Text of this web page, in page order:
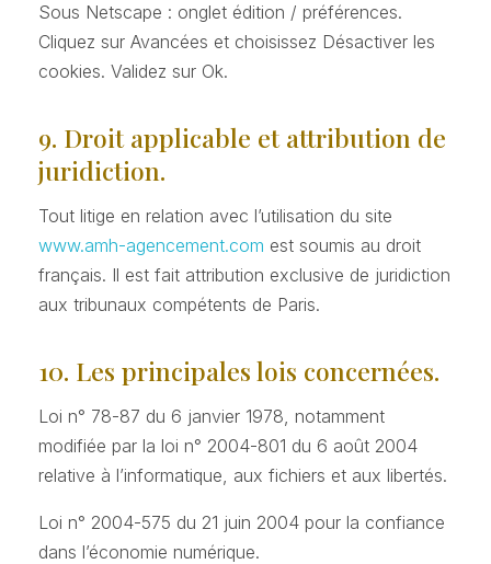
Sous Netscape : onglet édition / préférences.
Cliquez sur Avancées et choisissez Désactiver les
cookies. Validez sur Ok.
9. Droit applicable et attribution de
juridiction.
Tout litige en relation avec l’utilisation du site
www.amh-agencement.com est soumis au droit
français. Il est fait attribution exclusive de juridiction
aux tribunaux compétents de Paris.
10. Les principales lois concernées.
Loi n° 78-87 du 6 janvier 1978, notamment
modifiée par la loi n° 2004-801 du 6 août 2004
relative à l’informatique, aux fichiers et aux libertés.
Loi n° 2004-575 du 21 juin 2004 pour la confiance
dans l’économie numérique.